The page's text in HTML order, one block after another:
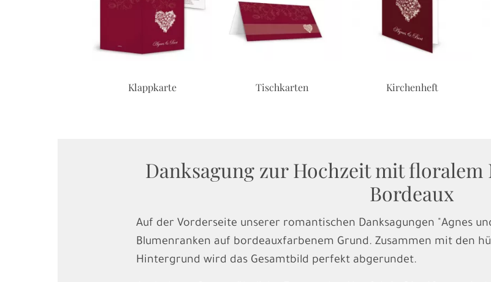
Klappkarte Tischkarten Kirchenheft
Danksagung zur Hochzeit mit
Bordeaux
Auf der Vorderseite unserer romantischen Danksagungen "Agnes
Blumenranken auf bordeauxfarbenem Grund. Zusammen mit den
Hintergrund wird das Gesamtbild perfekt abgerundet.